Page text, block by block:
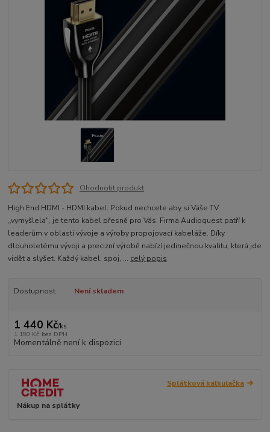
Ohodnotit produkt
High End HDMI - HDMI kabel. Pokud nechcete aby si Váše TV
,,vymyšlela", je tento kabel přesně pro Vás. Firma Audioquest patří k
leaderům v oblasti vývoje a výroby propojovací kabeláže. Díky
dlouholetému vývoji a precizní výrobě nabízí jedinečnou kvalitu, která jde
vidět a slyšet. Každý kabel, spoj, ... celý popis
Dostupnost Není skladem
1 440 Kč/ks
1 190 Kč bez DPH
Momentálně není k dispozici
Splátková kalkulačka
Nákup na splátky